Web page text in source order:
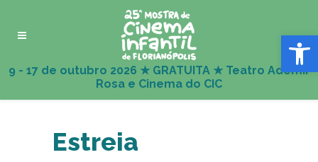
Abrir
Estreia